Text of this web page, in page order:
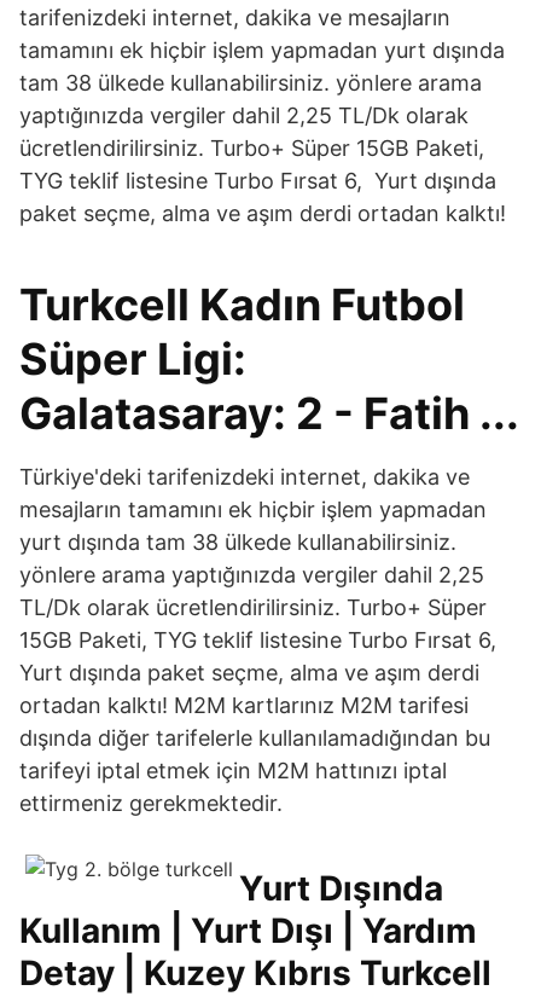
tarifenizdeki internet, dakika ve mesajların
tamamını ek hiç​bir işlem yapmadan yurt dışında
tam 38 ülkede kullanabilirsiniz. yönlere arama
yaptığınızda vergiler dahil 2,25 TL/Dk olarak
ücretlendirilirsiniz. Turbo+ Süper 15GB Paketi,
TYG teklif listesine Turbo Fırsat 6, Yurt dışında
paket seçme, alma ve aşım derdi ortadan kalktı!
Turkcell Kadın Futbol
Süper Ligi:
Galatasaray: 2 - Fatih ...
Türkiye'deki tarifenizdeki internet, dakika ve
mesajların tamamını ek hiç​bir işlem yapmadan
yurt dışında tam 38 ülkede kullanabilirsiniz.
yönlere arama yaptığınızda vergiler dahil 2,25
TL/Dk olarak ücretlendirilirsiniz. Turbo+ Süper
15GB Paketi, TYG teklif listesine Turbo Fırsat 6,
Yurt dışında paket seçme, alma ve aşım derdi
ortadan kalktı! M2M kartlarınız M2M tarifesi
dışında diğer tarifelerle kullanılamadığından bu
tarifeyi iptal etmek için M2M hattınızı iptal
ettirmeniz gerekmektedir.
Yurt Dışında
Kullanım | Yurt Dışı | Yardım
Detay | Kuzey Kıbrıs Turkcell